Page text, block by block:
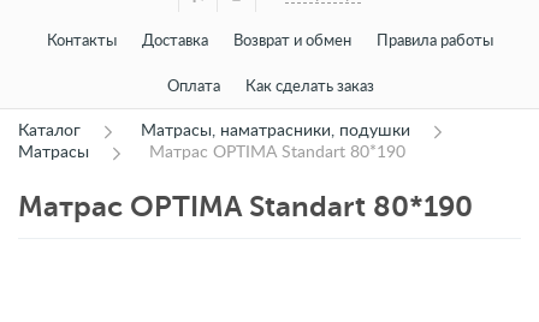
Контакты Доставка Возврат и обмен Правила работы
Оплата Как сделать заказ
Каталог
Матрасы, наматрасники, подушки
Матрасы
Матрас OPTIMA Standart 80*190
Матрас OPTIMA Standart 80*190